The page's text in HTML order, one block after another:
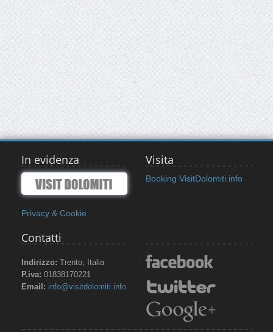
In evidenza
Privacy & Cookie
Visita
Booking VisitDolomiti.info
Contatti
Indirizzo: Trento, Italia
P.iva: 01838170221
Email: info@visitdolomiti.info